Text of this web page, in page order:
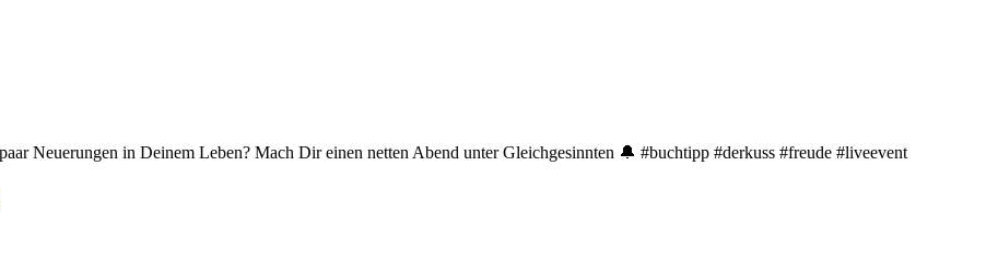
Neuerungen in Deinem Leben? Mach Dir einen netten Abend unter Gleichgesinnten 🔔 #buchtipp #derkuss #freude #liveevent